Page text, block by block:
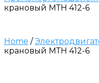
крановый МТН 412-6
Home /
крановый МТН 412-6